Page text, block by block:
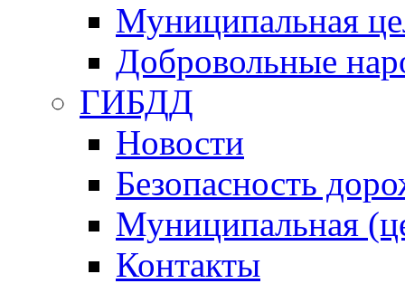
Муниципальная
Добровольные
ГИБДД
Новости
Безопасность
Муниципальная
Контакты